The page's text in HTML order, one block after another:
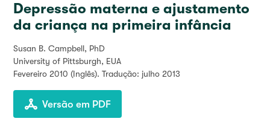
Depressão materna e ajustamento
da criança na primeira infância
Susan B. Campbell, PhD
University of Pittsburgh, EUA
Fevereiro 2010 (Inglês). Tradução: julho 2013
Versão em PDF